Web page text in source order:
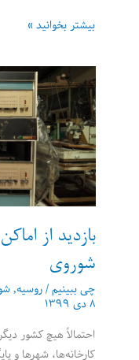
تقویم‌های
دهه
1960
شوروی
بیشتر بخوانید »
بازدید از
شوروی
چی ببینیم/روسیه,
۸ دی ۱۳۹۹
احتمالاً هیچ کشور
کارخانه‌ها، شهرها و